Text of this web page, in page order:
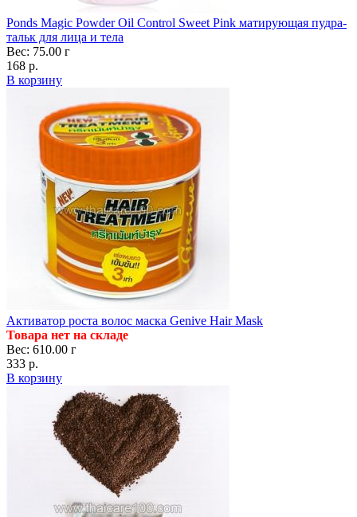
Ponds Magic Powder Oil Control Sweet Pink матирующая пудра-
тальк для лица и тела
Вес: 75.00 г
168 р.
В корзину
Активатор роста волос маска Genive Hair Mask
Товара нет на складе
Вес: 610.00 г
333 р.
В корзину